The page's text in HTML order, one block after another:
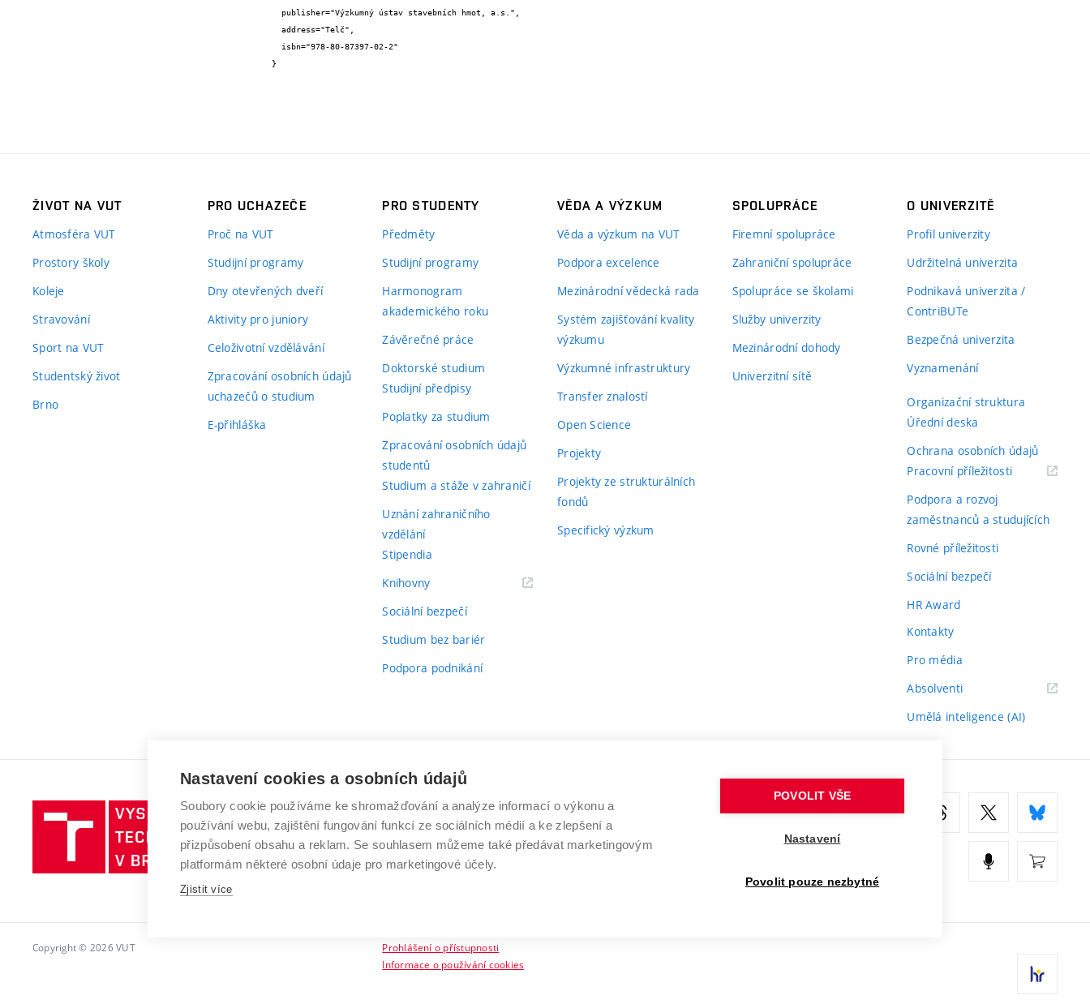
}
ŽIVOT NA VUT
Atmosféra VUT
Prostory školy
Koleje
Stravování
Sport na VUT
Studentský život
Brno
PRO UCHAZEČE
Proč na VUT
Studijní programy
Dny otevřených dveří
Aktivity pro juniory
Celoživotní vzdělávání
Zpracování osobních údajů
uchazečů o studium
E-přihláška
PRO STUDENTY
Předměty
Studijní programy
Harmonogram
akademického roku
Závěrečné práce
Doktorské studium
Studijní předpisy
Poplatky za studium
Zpracování osobních údajů
studentů
Studium a stáže v zahraničí
Uznání zahraničního
vzdělání
Stipendia
Knihovny(externí
Sociální bezpečí
Studium bez bariér
Podpora podnikání
VĚDA A VÝZKUM
Věda a výzkum na VUT
Podpora excelence
Mezinárodní vědecká rada
Systém zajišťování kvality
výzkumu
Výzkumné infrastruktury
Transfer znalostí
Open Science
Projekty
Projekty ze strukturálních
fondů
Specifický výzkum
SPOLUPRÁCE
Firemní spolupráce
Zahraniční spolupráce
Spolupráce se školami
Služby univerzity
Mezinárodní dohody
Univerzitní sítě
O UNIVERZITĚ
Profil univerzity
Udržitelná univerzita
Podnikavá univerzita /
ContriBUTe
Bezpečná univerzita
Vyznamenání
Organizační struktura
Úřední deska
Ochrana osobních údajů
Pracovní příležitosti(externí
Podpora a rozvoj
zaměstnanců a studujících
Rovné příležitosti
Sociální bezpečí
HR Award
Kontakty
Pro média
Absolventi(externí
Umělá inteligence (AI)
Vysoké
učení
technické
v
VYSOKÉ UČENÍ TECHNICKÉ V BRNĚ
Antonínská 548/1
602 00 Brno
www.vut.cz
Copyright © 2026 VUT
Prohlášení o přístupnosti
Informace o používání cookies
Nastavení cookies a osobních údajů
Soubory cookie používáme ke shromažďování a analýze informací o výkonu a
používání webu, zajištění fungování funkcí ze sociálních médií a ke zlepšení a
přizpůsobení obsahu a reklam. Se souhlasem můžeme také předávat marketingovým
platformám některé osobní údaje pro marketingové účely.
Zjistit více
POVOLIT VŠE
Nastavení
Povolit pouze nezbytné